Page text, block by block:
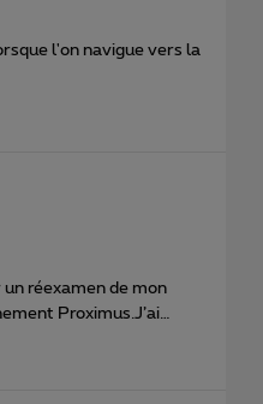
alors Cliquer sur
de votre forum
l'on navigue vers la
réexamen de mon
Proximus.J’ai
un magasin Proximus
aucune